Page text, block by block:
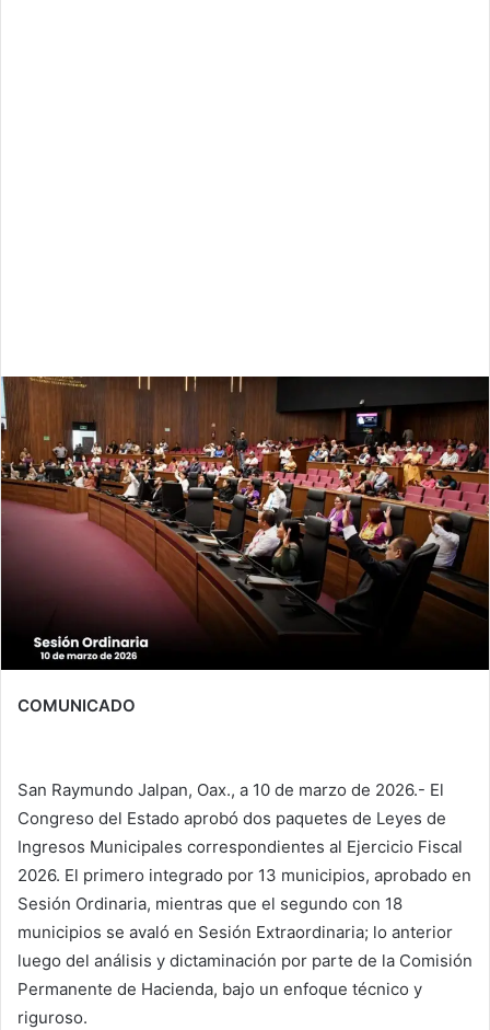
COMUNICADO
San Raymundo Jalpan, Oax., a 10 de marzo de 2026.- El
Congreso del Estado aprobó dos paquetes de Leyes de
Ingresos Municipales correspondientes al Ejercicio Fiscal
2026. El primero integrado por 13 municipios, aprobado en
Sesión Ordinaria, mientras que el segundo con 18
municipios se avaló en Sesión Extraordinaria; lo anterior
luego del análisis y dictaminación por parte de la Comisión
Permanente de Hacienda, bajo un enfoque técnico y
riguroso.